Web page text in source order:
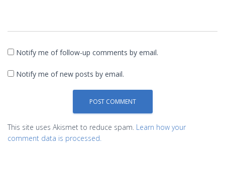
Notify me of follow-up comments by email.
Notify me of new posts by email.
This site uses Akismet to reduce spam. Learn how your
comment data is processed.